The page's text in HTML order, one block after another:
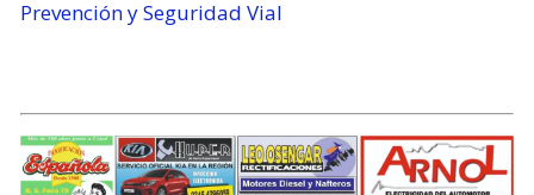
Prevención y Seguridad Vial